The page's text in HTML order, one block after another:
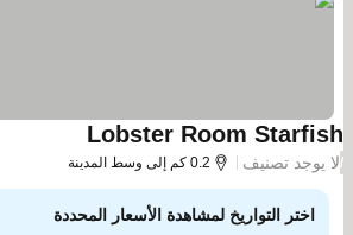
Lobster Room Starfish
/لا يوجد تصنيف 0.2 كم إلى وسط المدينة
اختر التواريخ لمشاهدة الأسعار المحددة